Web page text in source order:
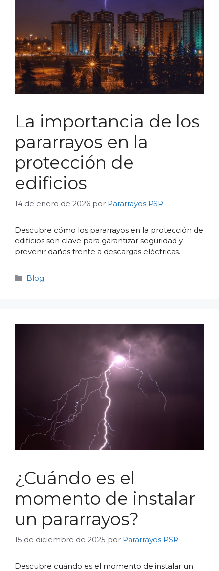
La importancia de los
pararrayos en la
protección de
edificios
14 de enero de 2026 por Pararrayos PSR
Descubre cómo los pararrayos en la protección de
edificios son clave para garantizar seguridad y
prevenir daños frente a descargas eléctricas.
Categorías
Blog
¿Cuándo es el
momento de instalar
un pararrayos?
15 de diciembre de 2025 por Pararrayos PSR
Descubre cuándo es el momento de instalar un